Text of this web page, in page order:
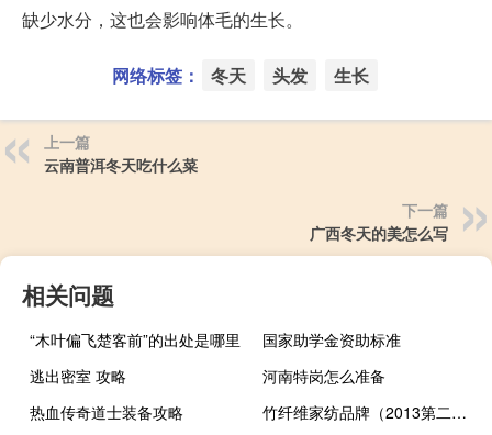
缺少水分，这也会影响体毛的生长。
网络标签： 冬天 头发 生长
上一篇
云南普洱冬天吃什么菜
下一篇
广西冬天的美怎么写
相关问题
“木叶偏飞楚客前”的出处是哪里
国家助学金资助标准
逃出密室 攻略
河南特岗怎么准备
热血传奇道士装备攻略
竹纤维家纺品牌（2013第二届竹纤维生态家纺展简介）